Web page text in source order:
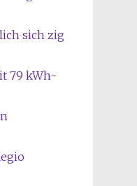
sich zig
79 kWh-